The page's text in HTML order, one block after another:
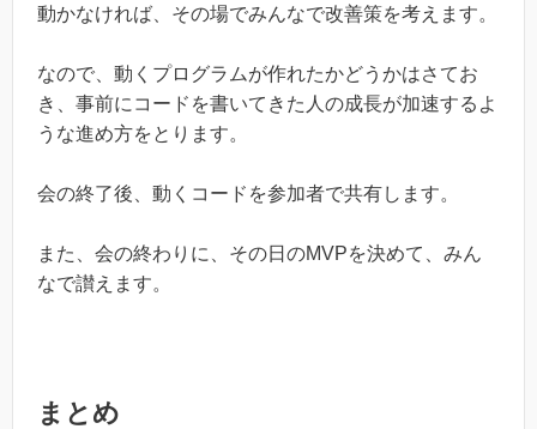
動かなければ、その場でみんなで改善策を考えます。
なので、動くプログラムが作れたかどうかはさてお
き、事前にコードを書いてきた人の成長が加速するよ
うな進め方をとります。
会の終了後、動くコードを参加者で共有します。
また、会の終わりに、その日のMVPを決めて、みん
なで讃えます。
まとめ